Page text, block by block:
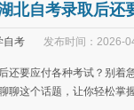
北自考录取后还
自考 发布时间：
还要应付各种考试？别着
这个话题，让你轻松掌